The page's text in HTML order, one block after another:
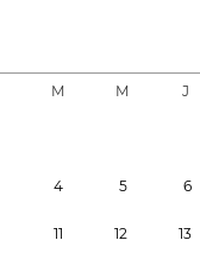
M M J
4 5 6
11 12 13